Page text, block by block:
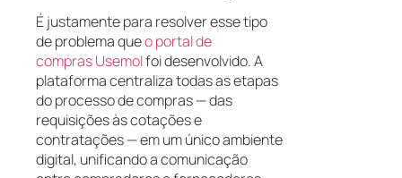
É justamente para resolver esse tipo
de problema queo portal de
compras Usemolfoi desenvolvido. A
plataforma centraliza todas as etapas
do processo de compras — das
requisições às cotações e
contratações — em um único ambiente
digital, unificando a comunicação